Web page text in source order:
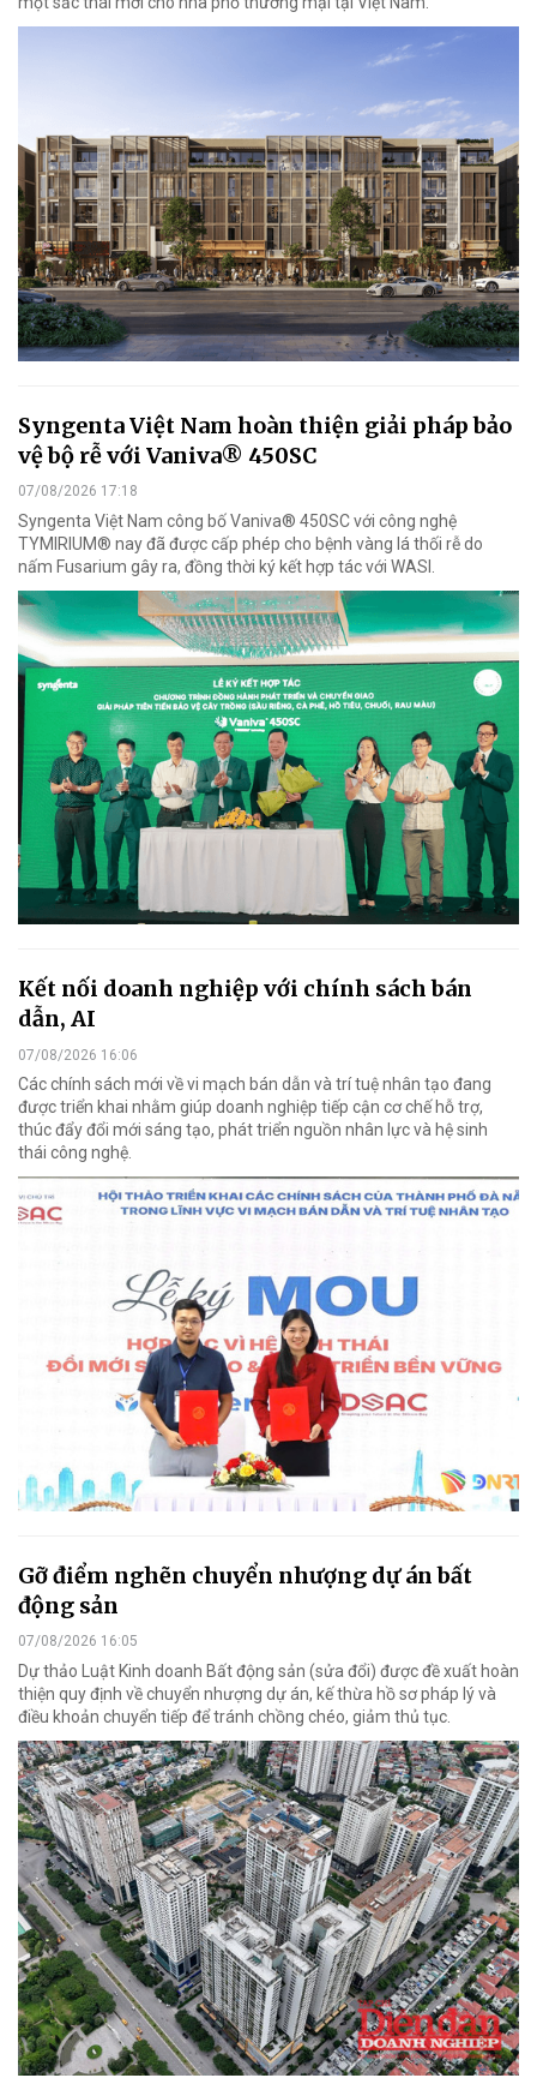
Syngenta Việt Nam hoàn thiện giải pháp bảo
vệ bộ rễ với Vaniva® 450SC
07/08/2026 17:18
Syngenta Việt Nam công bố Vaniva® 450SC với công nghệ
TYMIRIUM® nay đã được cấp phép cho bệnh vàng lá thối rễ do
nấm Fusarium gây ra, đồng thời ký kết hợp tác với WASI.
Kết nối doanh nghiệp với chính sách bán
dẫn, AI
07/08/2026 16:06
Các chính sách mới về vi mạch bán dẫn và trí tuệ nhân tạo đang
được triển khai nhằm giúp doanh nghiệp tiếp cận cơ chế hỗ trợ,
thúc đẩy đổi mới sáng tạo, phát triển nguồn nhân lực và hệ sinh
thái công nghệ.
Gỡ điểm nghẽn chuyển nhượng dự án bất
động sản
07/08/2026 16:05
Dự thảo Luật Kinh doanh Bất động sản (sửa đổi) được đề xuất hoàn
thiện quy định về chuyển nhượng dự án, kế thừa hồ sơ pháp lý và
điều khoản chuyển tiếp để tránh chồng chéo, giảm thủ tục.